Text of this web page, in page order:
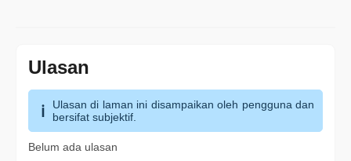
Ulasan
Ulasan di laman ini disampaikan oleh pengguna dan
bersifat subjektif.
Belum ada ulasan